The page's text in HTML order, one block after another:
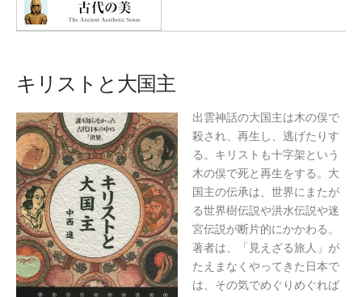
キリストと大国主
出雲神話の大国主は木の俣で
殺され、再生し、逃げたりす
る。キリストも十字架という
木の俣で死と再生をする。大
国主の伝承は、世界にまたが
る世界樹伝説や洪水伝説や迷
宮伝説が断片的にかかわる。
著者は、「見えざる旅人」が
たえまなくやってきた日本で
は、その気でめぐりめぐれば